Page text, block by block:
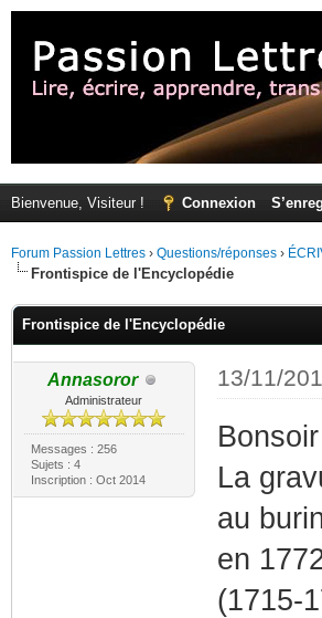
Bienvenue, Visiteur ! Connexion
Forum Passion Lettres › Questions/réponses ›
Frontispice de l'Encyclopédie
Frontispice de l'Encyclopédie
Annasoror
Administrateur
Messages : 256
Sujets : 4
Inscription : Oct 2014
13/11/
La
au
en
(1715-